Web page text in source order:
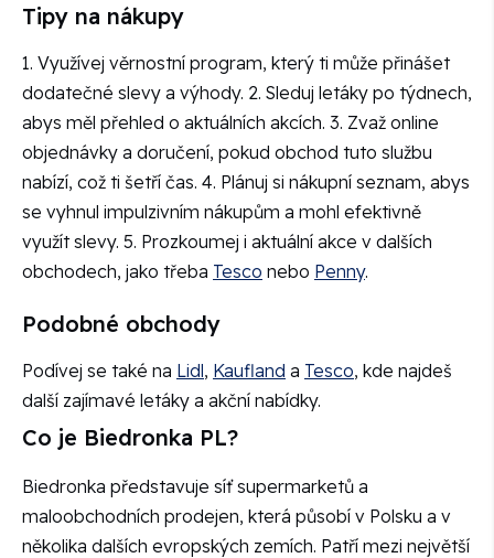
Tipy na nákupy
1. Využívej věrnostní program, který ti může přinášet
dodatečné slevy a výhody. 2. Sleduj letáky po týdnech,
abys měl přehled o aktuálních akcích. 3. Zvaž online
objednávky a doručení, pokud obchod tuto službu
nabízí, což ti šetří čas. 4. Plánuj si nákupní seznam, abys
se vyhnul impulzivním nákupům a mohl efektivně
využít slevy. 5. Prozkoumej i aktuální akce v dalších
obchodech, jako třeba Tesco nebo Penny.
Podobné obchody
Podívej se také na Lidl, Kaufland a Tesco, kde najdeš
další zajímavé letáky a akční nabídky.
Co je Biedronka PL?
Biedronka představuje síť supermarketů a
maloobchodních prodejen, která působí v Polsku a v
několika dalších evropských zemích. Patří mezi největší